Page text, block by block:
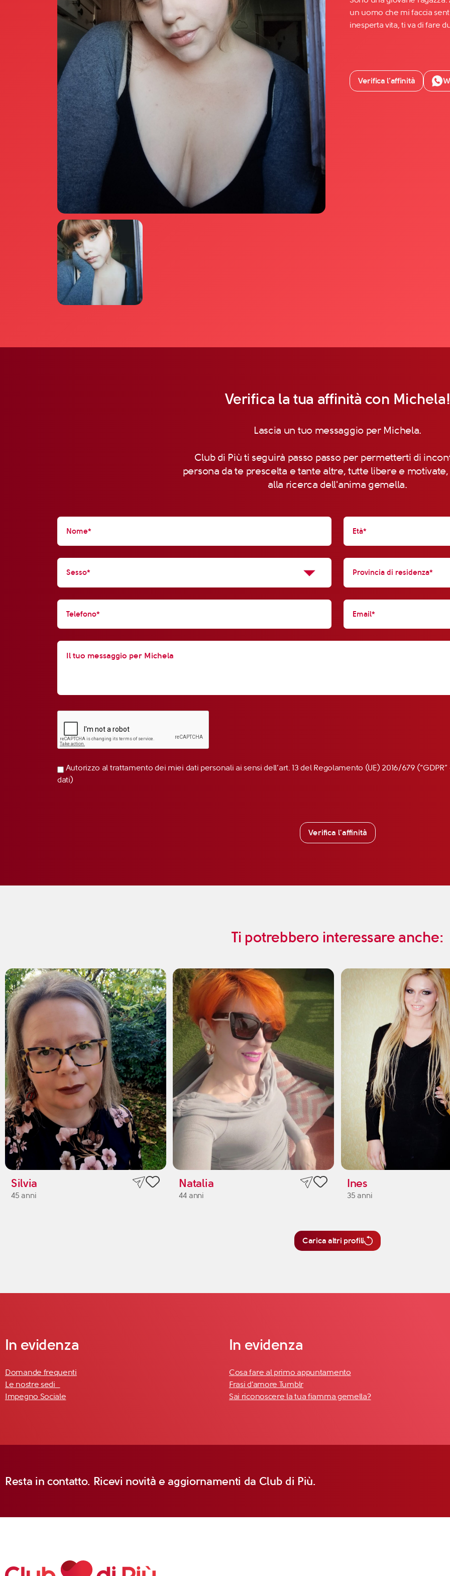
Facebook
TikTok
un uomo che mi faccia
inesperta vita, ti va di fare
Verifica l’affinità
Verifica la tua affinità con Michela!
Lascia un tuo messaggio per Michela.
Club di Più ti seguirà passo passo per permetterti di
persona da te prescelta e tante altre, tutte libere e
alla ricerca dell'anima gemella.
Autorizzo al trattamento dei miei dati personali ai sensi dell’art. 13 del Regolamento (UE) 2016/679
dati)
Verifica l'affinità
Ti potrebbero interessare anche:
Silvia
45 anni
Natalia
44 anni
Ines
35 anni
Carica altri profili
In evidenza
Domande frequenti
Le nostre sedi
Impegno Sociale
In evidenza
Cosa fare al primo appuntamento
Frasi d'amore Tumblr
Sai riconoscere la tua fiamma gemella?
Resta in contatto. Ricevi novità e aggiornamenti da Club di Più.